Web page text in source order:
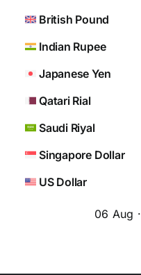
British Pound
Indian Rupee
Japanese Yen
Qatari Rial
Saudi Riyal
Singapore Dollar
US Dollar
06 Aug ·